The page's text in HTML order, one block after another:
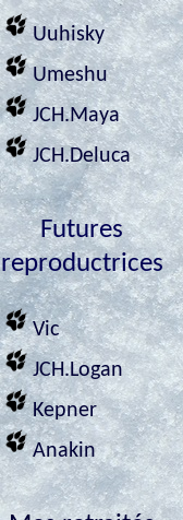
Uuhisky
Umeshu
JCH.Maya
JCH.Deluca
Futures
reproductrices
Vic
JCH.Logan
Kepner
Anakin